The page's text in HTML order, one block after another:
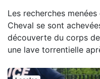
Les recherches
Cheval se sont
découverte du corps
une lave torrentielle